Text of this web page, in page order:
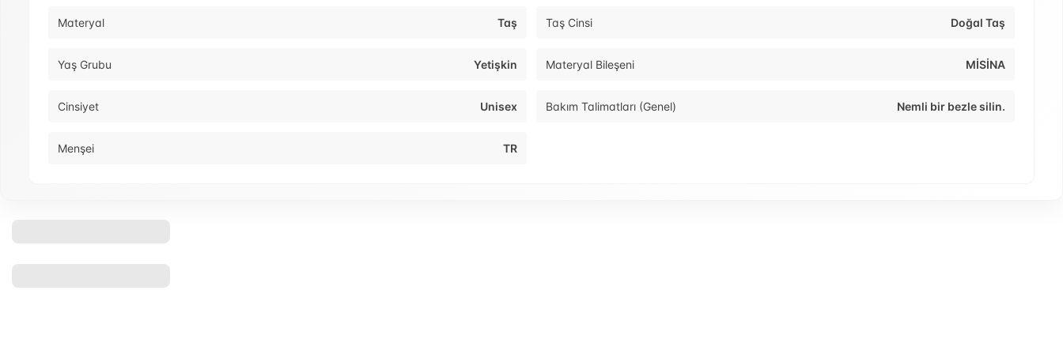
Materyal Taş Taş Cinsi Doğal Taş
Yaş Grubu Yetişkin Materyal Bileşeni MİSİNA
Cinsiyet Unisex Bakım Talimatları (Genel) Nemli bir bezle silin.
Menşei TR